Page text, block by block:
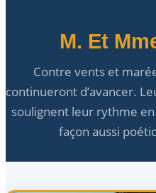
M. Et
Contre vents et
continueront d’avancer.
soulignent leur rythme
façon aussi